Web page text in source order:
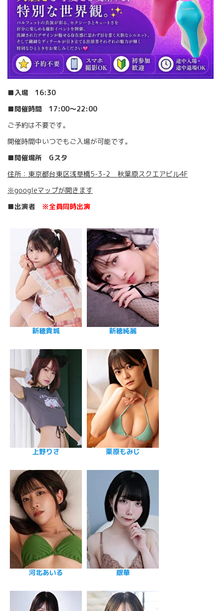
■入場 16:30
■開催時間 17:00〜22:00
ご予約は不要です。
開催時間中いつでもご入場が可能です。
■開催場所 Gスタ
住所：東京都台東区浅草橋5-3-2 秋葉原スクエアビル4F
※googleマップが開きます
■出演者 ※全員同時出演
新穂貴城 新穂純麗
上野りさ 栗原もみじ
河北あいる 銀華